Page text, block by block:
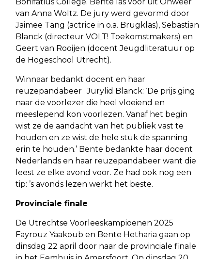
van Anna Woltz. De jury werd gevormd door
Jaimee Tang (actrice in o.a. Brugklas), Sebastian
Blanck (directeur VOLT! Toekomstmakers) en
Geert van Rooijen (docent Jeugdliteratuur op
de Hogeschool Utrecht).
Winnaar bedankt docent en haar
reuzepandabeer Jurylid Blanck: ‘De prijs ging
naar de voorlezer die heel vloeiend en
meeslepend kon voorlezen. Vanaf het begin
wist ze de aandacht van het publiek vast te
houden en ze wist de hele stuk de spanning
erin te houden.’ Bente bedankte haar docent
Nederlands en haar reuzepandabeer want die
leest ze elke avond voor. Ze had ook nog een
tip: ’s avonds lezen werkt het beste.
Provinciale finale
De Utrechtse Voorleeskampioenen 2025
Fayrouz Yaakoub en Bente Hetharia gaan op
dinsdag 22 april door naar de provinciale finale